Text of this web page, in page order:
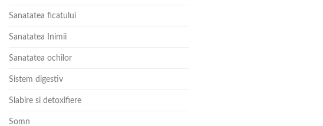
Sanatatea ficatului
Sanatatea Inimii
Sanatatea ochilor
Sistem digestiv
Slabire si detoxifiere
Somn